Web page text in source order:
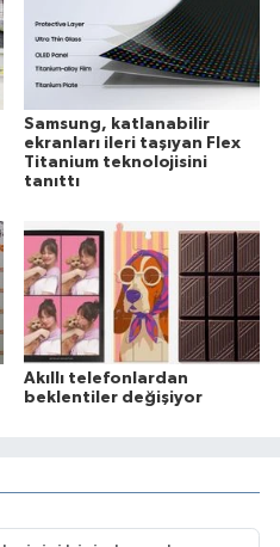
Samsung, katlanabilir
ekranları ileri taşıyan Flex
Titanium teknolojisini
tanıttı
Akıllı telefonlardan
beklentiler değişiyor